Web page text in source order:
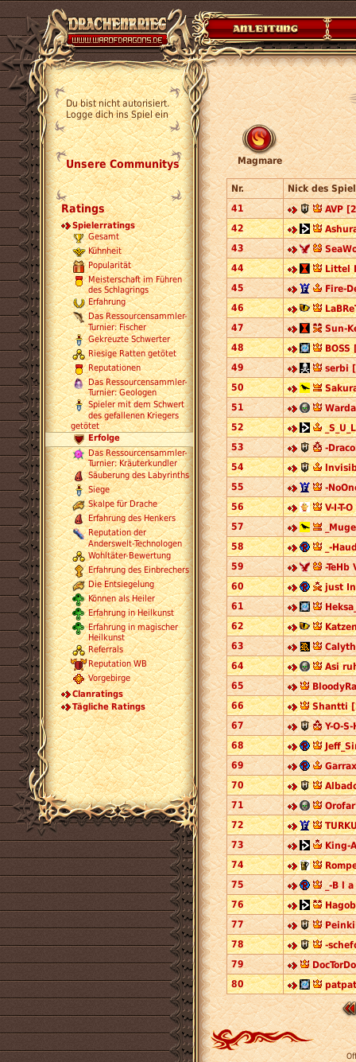
Du bist nicht autorisiert.
Logge dich ins Spiel ein
Unsere Communitys
Ratings
Spielerratings
Gesamt
Kühnheit
Popularität
Meisterschaft im Führen
des Schlagrings
Erfahrung
Das Ressourcensammler-
Turnier: Fischer
Gekreuzte Schwerter
Riesige Ratten getötet
Reputationen
Das Ressourcensammler-
Turnier: Geologen
Spieler mit dem Schwert
des gefallenen Kriegers
getötet
Erfolge
Das Ressourcensammler-
Turnier: Kräuterkundler
Säuberung des Labyrinths
Siege
Skalpe für Drache
Erfahrung des Henkers
Reputation der
Anderswelt-Technologen
Wohltäter-Bewertung
Erfahrung des Einbrechers
Die Entsiegelung
Können als Heiler
Erfahrung in Heilkunst
Erfahrung in magischer
Heilkunst
Referrals
Reputation WB
Vorgebirge
Clanratings
Tägliche Ratings
Magmare
Nr.
Nick des
41
AVP
42
43
44
Littel
45
Fire-
46
47
Sun-
48
BOSS
49
serbi
50
51
52
53
-
54
55
-
56
V-I-T-
57
58
_-
59
-TeHb
60
just
61
62
63
64
Asi
65
66
Shantti
67
Y-O-
68
69
70
71
72
73
King-
74
75
_-B l
76
77
78
-
79
80